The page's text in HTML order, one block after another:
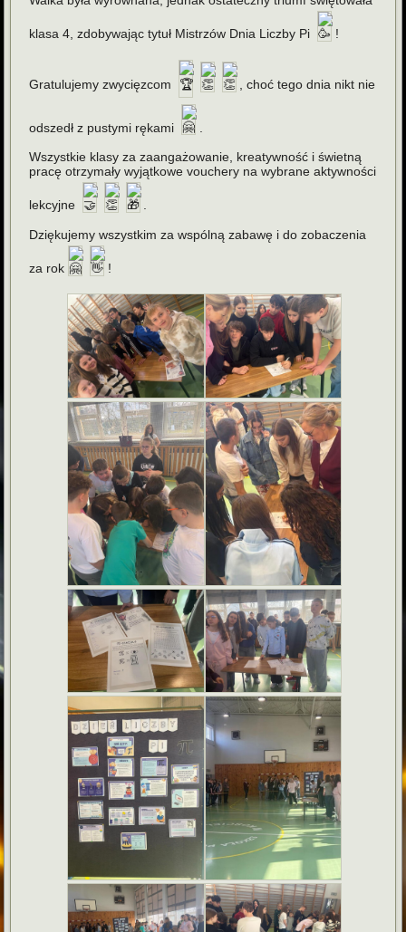
klasa 4, zdobywając tytuł Mistrzów Dnia Liczby Pi !
Gratulujemy zwycięzcom , choć tego dnia nikt nie
odszedł z pustymi rękami
Wszystkie klasy za zaangażowanie, kreatywność i świetną
pracę otrzymały wyjątkowe vouchery na wybrane aktywności
lekcyjne
Dziękujemy wszystkim za wspólną zabawę i do zobaczenia
za rok !